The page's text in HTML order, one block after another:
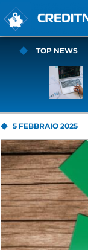
TOP NEWS
5 FEBBRAIO 2025